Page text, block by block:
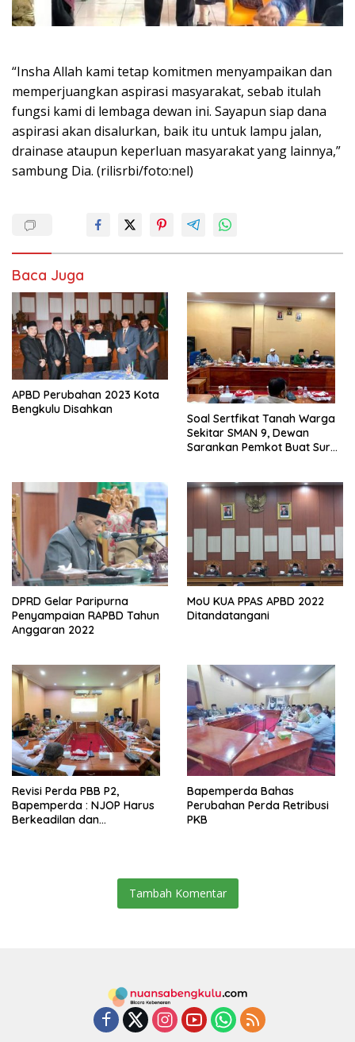
“Insha Allah kami tetap komitmen menyampaikan dan
memperjuangkan aspirasi masyarakat, sebab itulah
fungsi kami di lembaga dewan ini. Sayapun siap dana
aspirasi akan disalurkan, baik itu untuk lampu jalan,
drainase ataupun keperluan masyarakat yang lainnya,”
sambung Dia. (rilisrbi/foto:nel)
Baca Juga
APBD Perubahan 2023 Kota
Bengkulu Disahkan
Soal Sertfikat Tanah Warga
Sekitar SMAN 9, Dewan
Sarankan Pemkot Buat Surat
DPRD Gelar Paripurna
Penyampaian RAPBD Tahun
Anggaran 2022
MoU KUA PPAS APBD 2022
Ditandatangani
Revisi Perda PBB P2,
Bapemperda : NJOP Harus
Berkeadilan dan
Bapemperda Bahas
Perubahan Perda Retribusi
PKB
Tambah Komentar